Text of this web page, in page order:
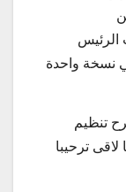
الرئيس
نسخة واحدة
تنظيم
لاقى ترحيبا